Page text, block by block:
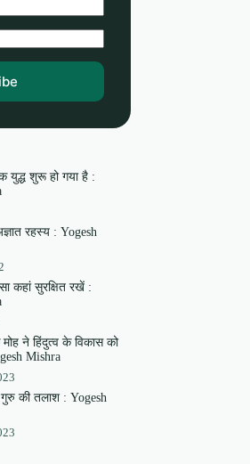
युद्ध शुरू हो गया है :
रहस्य : Yogesh
कहां सुरक्षित रखें :
मोह ने हिंदुत्व के विकास को
Mishra
गुरु की तलाश : Yogesh